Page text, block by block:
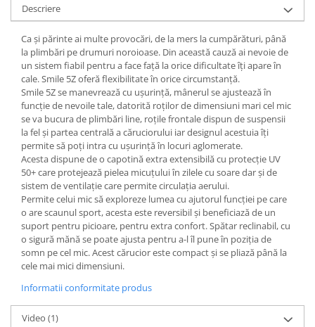
Descriere
Ca și părinte ai multe provocări, de la mers la cumpărături, până
la plimbări pe drumuri noroioase. Din această cauză ai nevoie de
un sistem fiabil pentru a face față la orice dificultate îți apare în
cale. Smile 5Z oferă flexibilitate în orice circumstanță.
Smile 5Z se manevrează cu ușurință, mânerul se ajustează în
funcție de nevoile tale, datorită roților de dimensiuni mari cel mic
se va bucura de plimbări line, roțile frontale dispun de suspensii
la fel și partea centrală a căruciorului iar designul acestuia îți
permite să poți intra cu ușurință în locuri aglomerate.
Acesta dispune de o capotină extra extensibilă cu protecție UV
50+ care protejează pielea micuțului în zilele cu soare dar și de
sistem de ventilație care permite circulația aerului.
Permite celui mic să exploreze lumea cu ajutorul funcției pe care
o are scaunul sport, acesta este reversibil și beneficiază de un
suport pentru picioare, pentru extra confort. Spătar reclinabil, cu
o sigură mănă se poate ajusta pentru a-l îl pune în poziția de
somn pe cel mic. Acest cărucior este compact și se pliază până la
cele mai mici dimensiuni.
Informatii conformitate produs
Video (1)